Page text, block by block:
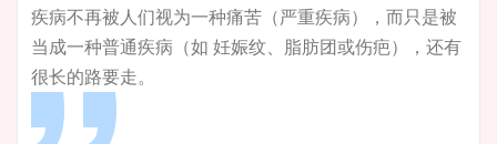
疾病不再被人们视为一种痛苦（严重疾病），而只是被
当成一种普通疾病（如 妊娠纹、脂肪团或伤疤），还有
很长的路要走。